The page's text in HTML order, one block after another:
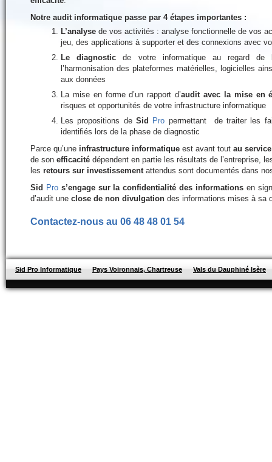
Notre audit informatique passe par 4 étapes importantes :
L’analyse de vos activités : analyse fonctionnelle de vos
jeu, des applications à supporter et des connexions avec
Le diagnostic de votre informatique au regard de
l’harmonisation des plateformes matérielles, logicielles
aux données
La mise en forme d’un rapport d’audit avec la mise en
risques et opportunités de votre infrastructure informatique
Les propositions deSid Pro permettant de traiter les
identifiés lors de la phase de diagnostic
Parce qu’une infrastructure informatique est avant tout au
de son efficacité dépendent en partie les résultats de l’entreprise,
les retours sur investissementattendus sont documentés dans
Sid Pro s’engage sur la confidentialité des informations en
d’audit une close de non divulgation des informations mises à sa
Contactez-nous au 06 48 48 01 54
Sid Pro Informatique Pays Voironnais, Chartreuse Vals du Dauphiné Isère